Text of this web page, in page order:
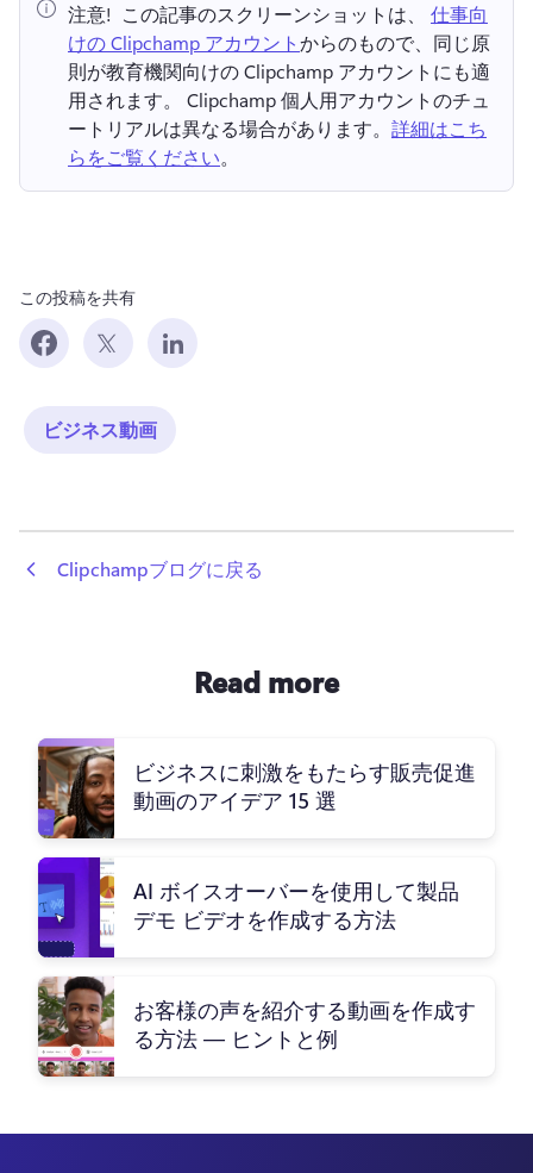
注意! この記事のスクリーンショットは、⁠ 仕事向
けの Clipchamp アカウントからのもので、同じ原
則が教育機関向けの Clipchamp アカウントにも適
用されます。 Clipchamp 個人用アカウントのチュ
ートリアルは異なる場合があります。 詳細はこち
らをご覧ください。
この投稿を共有
ビジネス動画
Clipchampブログに戻る
Read more
ビジネスに刺激をもたらす販売促進
動画のアイデア 15 選
AI ボイスオーバーを使用して製品
デモ ビデオを作成する方法
お客様の声を紹介する動画を作成す
る方法 — ヒントと例